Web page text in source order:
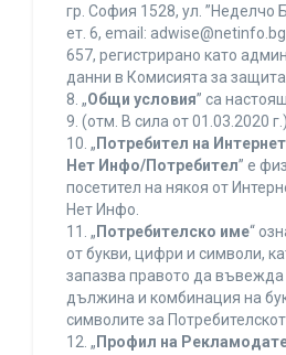
гр. София 1528, ул. ”Неделчо
ет. 6, еmail:
657, регистрирано като
данни в Комисията за
8. „Общи условия” са
9. (отм. В сила от 01.03.2020 г.)
10. „ Потребител на
Нет Инфо/Потребител” е
посетител на някоя от
Нет Инфо.
11. „ Потребителско име“
от букви, цифри и символи,
запазва правото да въвежда
дължина и комбинация на
символите за
12. „ Профил на